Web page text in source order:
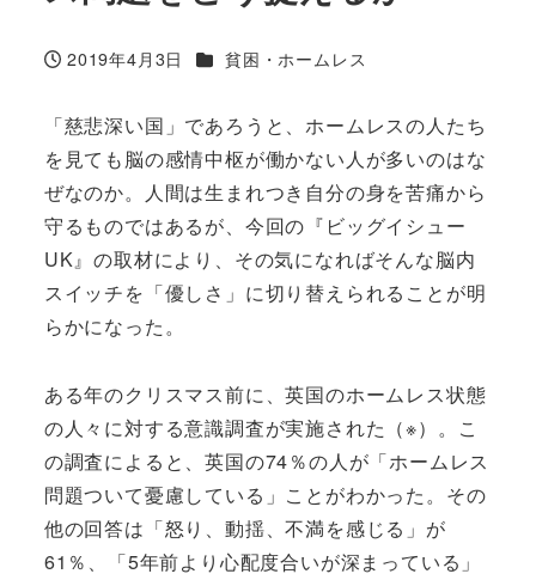
投稿日
2019年4月3日 カテゴリー
貧困・ホームレス
「慈悲深い国」であろうと、ホームレスの人たち
を見ても脳の感情中枢が働かない人が多いのはな
ぜなのか。人間は生まれつき自分の身を苦痛から
守るものではあるが、今回の『ビッグイシュー
UK』の取材により、その気になればそんな脳内
スイッチを「優しさ」に切り替えられることが明
らかになった。
ある年のクリスマス前に、英国のホームレス状態
の人々に対する意識調査が実施された（※）。こ
の調査によると、英国の74％の人が「ホームレス
問題ついて憂慮している」ことがわかった。その
他の回答は「怒り、動揺、不満を感じる」が
61％、「5年前より心配度合いが深まっている」